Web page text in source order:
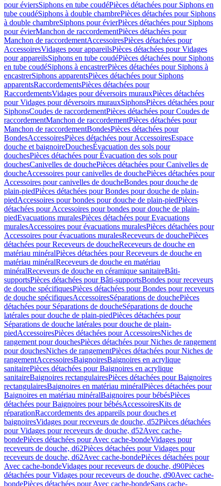
pour éviersSiphons en tube coudéPièces détachées pour Siphons en
tube coudéSiphons à double chambrePièces détachées pour Siphons
à double chambreSiphons pour évierPièces détachées pour Siphons
pour évierManchon de raccordementPièces détachées pour
Manchon de raccordementAccessoiresPièces détachées pour
AccessoiresVidages pour appareilsPièces détachées pour Vidages
pour appareilsSiphons en tube coudéPièces détachées pour Siphons
en tube coudéSiphons à encastrerPièces détachées pour Siphons à
encastrerSiphons apparentsPièces détachées pour Siphons
apparentsRaccordementsPièces détachées pour
RaccordementsVidages pour déversoirs murauxPièces détachées
pour Vidages pour déversoirs murauxSiphonsPièces détachées pour
SiphonsCoudes de raccordementPièces détachées pour Coudes de
raccordementManchon de raccordementPièces détachées pour
Manchon de raccordementBondesPièces détachées pour
BondesAccessoiresPièces détachées pour AccessoiresEspace
douche et baignoireDouchesÉvacuation des sols pour
douchesPièces détachées pour Évacuation des sols pour
douchesCanivelles de douchePièces détachées pour Canivelles de
doucheAccessoires pour canivelles de douchePièces détachées pour
Accessoires pour canivelles de doucheBondes pour douche de
plain-piedPièces détachées pour Bondes pour douche de plain-
piedAccessoires pour bondes pour douche de plain-piedPièces
détachées pour Accessoires pour bondes pour douche de plain-
piedEvacuations muralesPièces détachées pour Evacuations
muralesAccessoires pour évacuations muralesPièces détachées pour
Accessoires pour évacuations muralesReceveurs de douchePièces
détachées pour Receveurs de doucheReceveurs de douche en
matériau minéralPièces détachées pour Receveurs de douche en
matériau minéralReceveurs de douche en matériau
minéralReceveurs de douche en céramique sanitaireBâti-
supportsPièces détachées pour Bâti-supportsBondes pour receveurs
de douche spécifiquesPièces détachées pour Bondes pour receveurs
de douche spécifiquesAccessoiresSéparations de douchePièces
détachées pour Séparations de doucheSéparations de douche
latérales pour douche de plain-piedPièces détachées pour
Séparations de douche latérales pour douche de plain-
piedAccessoiresPièces détachées pour AccessoiresNiches de
rangement pour douchesPièces détachées pour Niches de rangement
pour douchesNiches de rangementPièces détachées pour Niches de
rangementAccessoiresBaignoiresBaignoires en acrylique
sanitairePièces détachées pour Baignoires en acrylique
sanitaireBaignoires rectangulairesPièces détachées pour Baignoires
rectangulairesBaignoires en matériau minéralPièces détachées pour
Baignoires en matériau minéralBaignoires pour bébésPièces
détachées pour Baignoires pour bébésAccessoiresKits de
réparationRaccordements des appareils pour douches et
baignoiresVidages pour receveurs de douche, d52Pièces détachées
pour Vidages pour receveurs de douche, d52Avec cache-
bondePièces détachées pour Avec cache-bondeVidages pour
receveurs de douche, d62Pièces détachées pour Vidages pour
receveurs de douche, d62Avec cache-bondePièces détachées pour
Avec cache-bondeVidages pour receveurs de douche, d90Pièces
détachées pour Vidages pour receveurs de douche, d90Avec cache-
bondePièces détachées pour Avec cache-bondeSans cache-